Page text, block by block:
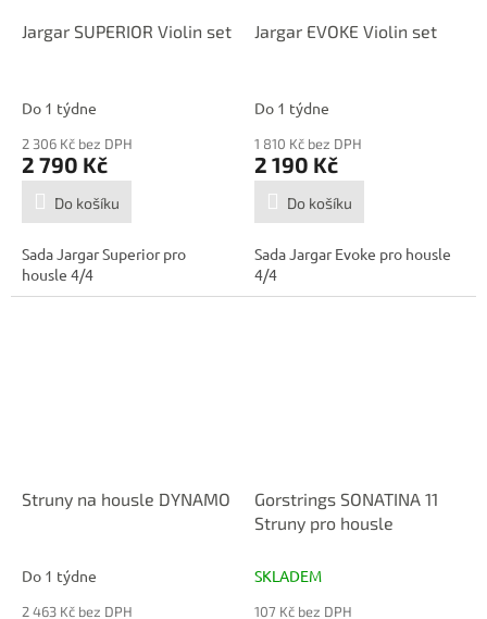
Jargar SUPERIOR Violin set
Do 1 týdne
2 306 Kč bez DPH
2 790 Kč
Do košíku
Sada Jargar Superior pro
housle 4/4
Jargar EVOKE Violin set
Do 1 týdne
1 810 Kč bez DPH
2 190 Kč
Do košíku
Sada Jargar Evoke pro housle
4/4
Struny na housle DYNAMO
Do 1 týdne
2 463 Kč bez DPH
Gorstrings SONATINA 11
Struny pro housle
SKLADEM
107 Kč bez DPH